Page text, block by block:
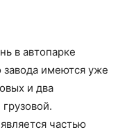
в автопарке
завода имеются уже
и два
частью